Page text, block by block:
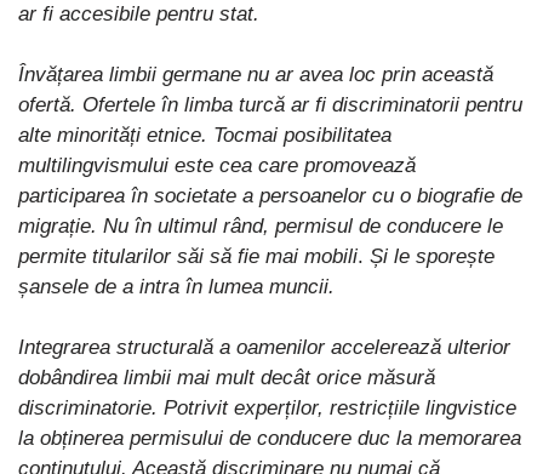
ar fi accesibile pentru stat.
Învățarea limbii germane nu ar avea loc prin această
ofertă. Ofertele în limba turcă ar fi discriminatorii pentru
alte minorități etnice. Tocmai posibilitatea
multilingvismului este cea care promovează
participarea în societate a persoanelor cu o biografie de
migrație. Nu în ultimul rând, permisul de conducere le
permite titularilor săi să fie mai mobili. Și le sporește
șansele de a intra în lumea muncii.
Integrarea structurală a oamenilor accelerează ulterior
dobândirea limbii mai mult decât orice măsură
discriminatorie. Potrivit experților, restricțiile lingvistice
la obținerea permisului de conducere duc la memorarea
conținutului. Această discriminare nu numai că